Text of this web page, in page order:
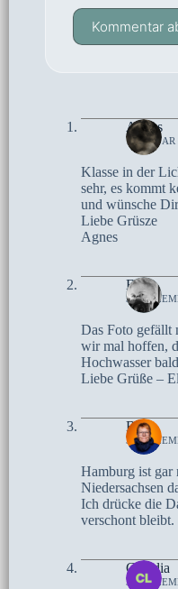
Kommentar
Agnes
1. JANUAR
Klasse in der
sehr, es kommt
und wünsche
Liebe Grüsze
Agnes
Elke
31.
Das Foto gefällt
wir mal hoffen,
Hochwasser
Liebe Grüße –
Birte
31.
Hamburg ist gar
Niedersachsen
Ich drücke die
verschont bleibt.
Claudia
31.